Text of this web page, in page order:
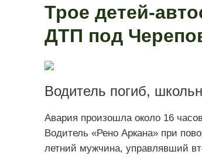
Трое детей-
ДТП под
Водитель погиб,
Авария произошла около 16
Водитель «Рено Аркана» при
летний мужчина, управлявший